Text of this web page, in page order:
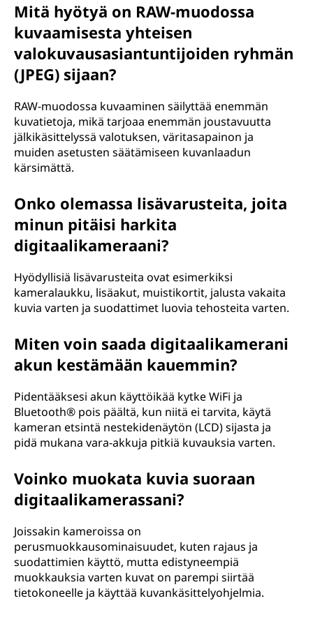
Mitä hyötyä on RAW-muodossa
kuvaamisesta yhteisen
valokuvausasiantuntijoiden ryhmän
(JPEG) sijaan?
RAW-muodossa kuvaaminen säilyttää enemmän
kuvatietoja, mikä tarjoaa enemmän joustavuutta
jälkikäsittelyssä valotuksen, väritasapainon ja
muiden asetusten säätämiseen kuvanlaadun
kärsimättä.
Onko olemassa lisävarusteita, joita
minun pitäisi harkita
digitaalikameraani?
Hyödyllisiä lisävarusteita ovat esimerkiksi
kameralaukku, lisäakut, muistikortit, jalusta vakaita
kuvia varten ja suodattimet luovia tehosteita varten.
Miten voin saada digitaalikamerani
akun kestämään kauemmin?
Pidentääksesi akun käyttöikää kytke WiFi ja
Bluetooth® pois päältä, kun niitä ei tarvita, käytä
kameran etsintä nestekidenäytön (LCD) sijasta ja
pidä mukana vara-akkuja pitkiä kuvauksia varten.
Voinko muokata kuvia suoraan
digitaalikamerassani?
Joissakin kameroissa on
perusmuokkausominaisuudet, kuten rajaus ja
suodattimien käyttö, mutta edistyneempiä
muokkauksia varten kuvat on parempi siirtää
tietokoneelle ja käyttää kuvankäsittelyohjelmia.